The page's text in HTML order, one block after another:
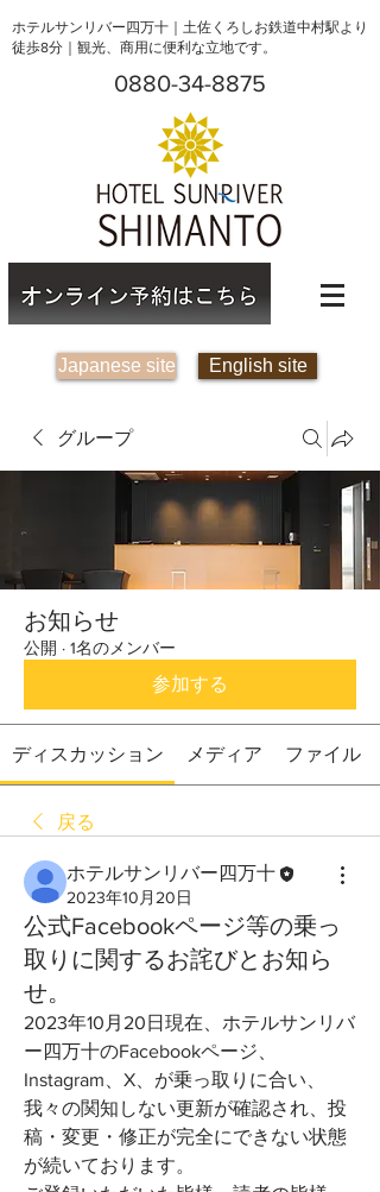
ホテルサンリバー四万十｜土佐くろしお鉄道中村駅より
徒歩8分｜観光、商用に便利な立地です。
0880-34-8875
Japanese site English site
グループ
お知らせ
公開 · 1名のメンバー
参加する
ディスカッション メディア ファイル
戻る
ホテルサンリバー四万十
2023年10月20日
公式Facebookページ等の乗っ
取りに関するお詫びとお知ら
せ。
2023年10月20日現在、ホテルサンリバ
ー四万十のFacebookページ、
Instagram、X、が乗っ取りに合い、
我々の関知しない更新が確認され、投
稿・変更・修正が完全にできない状態
が続いております。